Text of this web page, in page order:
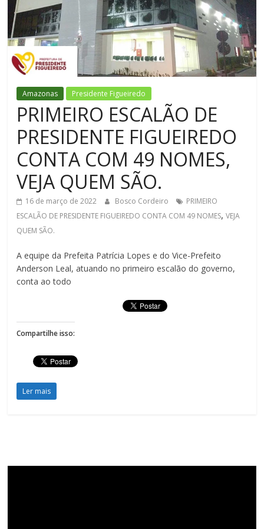
Figueiredo
Amazonas Presidente Figueiredo
PRIMEIRO ESCALÃO DE
PRESIDENTE FIGUEIREDO
CONTA COM 49 NOMES,
VEJA QUEM SÃO.
16 de março de 2022 Bosco Cordeiro
PRIMEIRO
ESCALÃO DE PRESIDENTE FIGUEIREDO CONTA COM 49 NOMES,VEJA
QUEM SÃO.
A equipe da Prefeita Patrícia Lopes e do Vice-Prefeito
Anderson Leal, atuando no primeiro escalão do governo,
conta ao todo
Compartilhe isso:
Ler mais